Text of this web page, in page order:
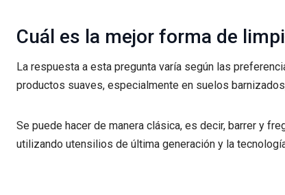
Cuál es la mejor forma de
La respuesta a esta pregunta varía según las
productos suaves, especialmente en suelos
Se puede hacer de manera clásica, es decir, barrer y
utilizando utensilios de última generación y la